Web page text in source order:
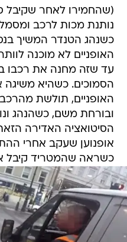
(שהחמירו לאחר שקיבל
נותנת מכות לרכב
כשנהג הטנדר המשיך
האופניים לא מוכנה
עד שזה מחנה את רכבו
הסמוכים. כשהיא משיגה
האופניים, תולשת
ובורחת משם, כשהנהג
הסיטואציה האדירה
אופנוען שעקב אחרי
כשראה שהמטריד קיבל